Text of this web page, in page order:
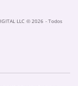
LLC © 2026 - Todos